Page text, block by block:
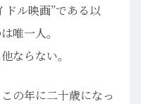
ドル映画”である以
唯一人。
ならない。
の年に二十歳になっ